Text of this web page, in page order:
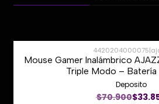
-51%
4420204000075|
Mouse Gamer Inalámbrico
Triple Modo – Batería
Deposito
$70.900